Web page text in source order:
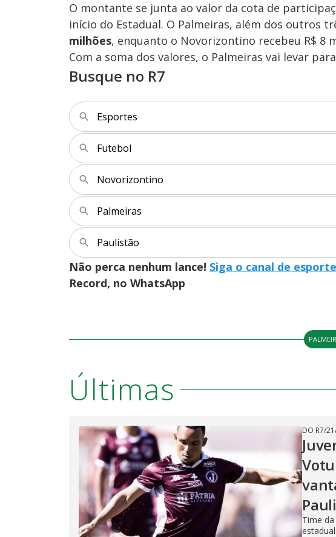
O montante se junta ao valor da cota de
início do Estadual. O Palmeiras, além dos outros
milhões, enquanto o Novorizontino recebeu R$ 8
Com a soma dos valores, o Palmeiras vai levar
Busque no R7
Esportes
Futebol
Novorizontino
Palmeiras
Paulistão
Não perca nenhum lance! Siga o canal de
Record, no WhatsApp
Últimas
DO R7/
Time